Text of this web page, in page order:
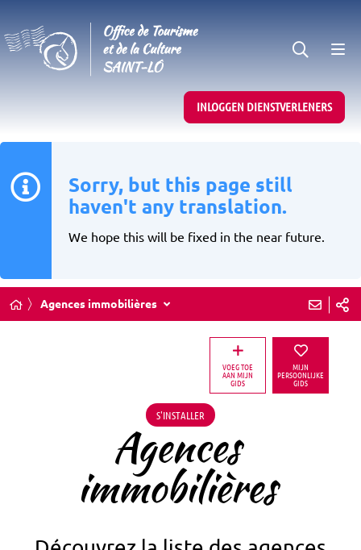
INLOGGEN DIENSTVERLENERS
Sorry, but this page still
haven't any translation.
We hope this will be fixed in the near future.
Agences immobilières
VOEG TOE
AAN MIJN
GIDS
MIJN
PERSOONLIJKE
GIDS
S'INSTALLER
Agences
immobilières